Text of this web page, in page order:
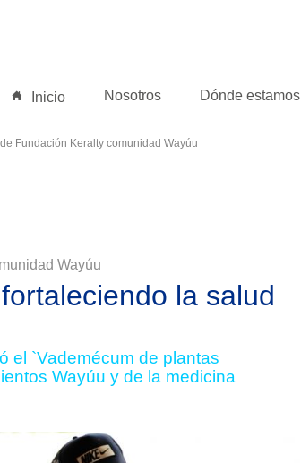
Inicio Nosotros Dónde estamos
Fundación Keralty comunidad Wayúu
Wayúu
la salud
el `Vademécum de plantas
Wayúu y de la medicina